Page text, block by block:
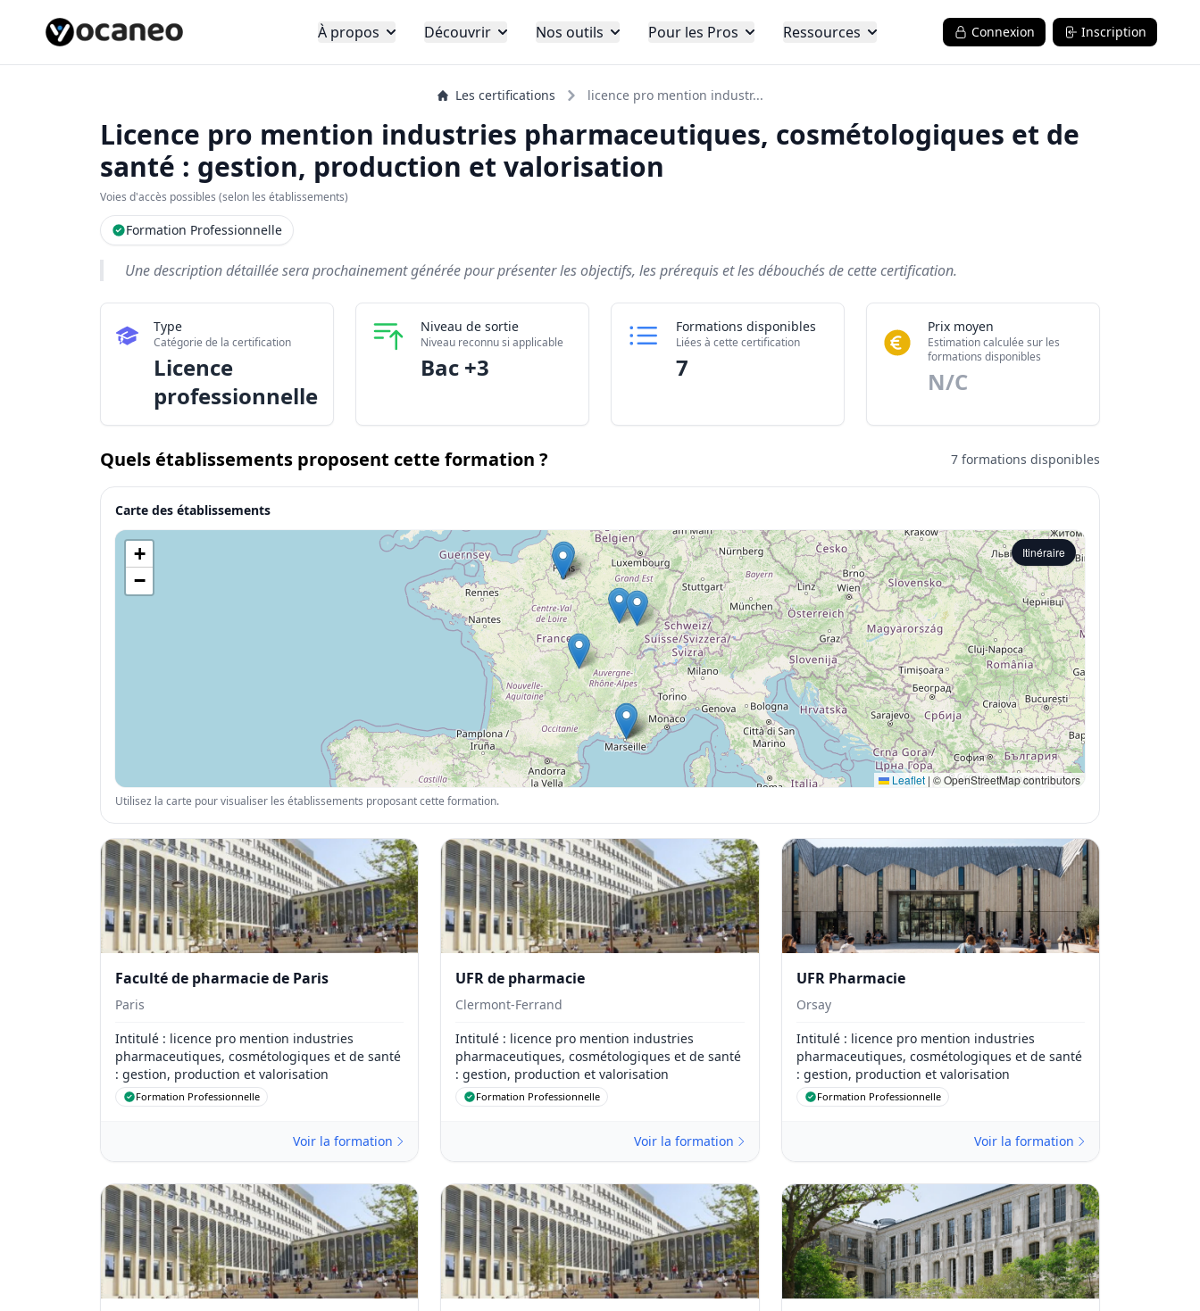
À propos Découvrir Nos outils Pour les Pros Ressources Connexion Inscription
Les certifications licence pro mention industr...
Licence pro mention industries pharmaceutiques, cosmétologiques et de
santé : gestion, production et valorisation
Voies d'accès possibles (selon les établissements)
Formation Professionnelle
Une description détaillée sera prochainement générée pour présenter les objectifs, les prérequis et les débouchés de cette certification.
Type
Catégorie de la certification
Licence
professionnelle
Niveau de sortie
Niveau reconnu si applicable
Bac +3
Formations disponibles
Liées à cette certification
7
Prix moyen
Estimation calculée sur les
formations disponibles
N/C
Quels établissements proposent cette formation ? 7 formations disponibles
Carte des établissements
+
−
Itinéraire
Leaflet | © OpenStreetMap contributors
Utilisez la carte pour visualiser les établissements proposant cette formation.
Faculté de pharmacie de Paris
Paris
Intitulé : licence pro mention industries
pharmaceutiques, cosmétologiques et de santé
: gestion, production et valorisation
Formation Professionnelle
Voir la formation
UFR de pharmacie
Clermont-Ferrand
Intitulé : licence pro mention industries
pharmaceutiques, cosmétologiques et de santé
: gestion, production et valorisation
Formation Professionnelle
Voir la formation
UFR Pharmacie
Orsay
Intitulé: licence pro mention industries
pharmaceutiques, cosmétologiques et de santé
: gestion, production et valorisation
Formation Professionnelle
Voir la formation